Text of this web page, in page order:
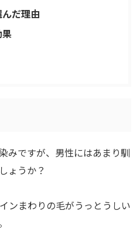
だ理由
みですが、男性にはあまり馴
ょうか？
ンまわりの毛がうっとうしい